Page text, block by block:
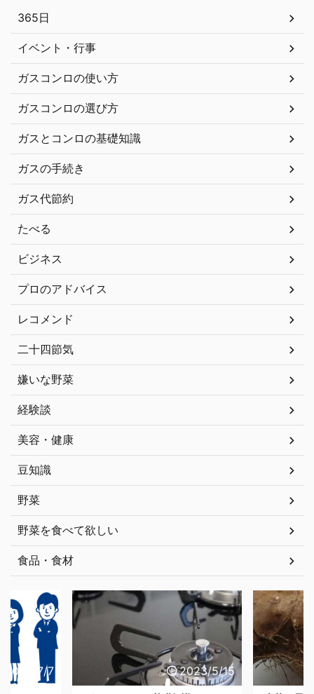
365日
イベント・行事
ガスコンロの使い方
ガスコンロの選び方
ガスとコンロの基礎知識
ガスの手続き
ガス代節約
たべる
ビジネス
プロのアドバイス
レコメンド
二十四節気
嫌いな野菜
経験談
美容・健康
豆知識
野菜
野菜を食べて欲しい
食品・食材
7 2023/5/15